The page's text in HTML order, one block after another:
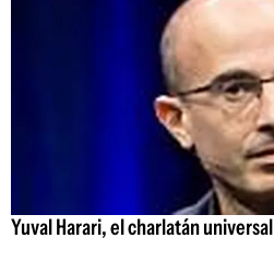
Yuval Harari, el charlatán universal